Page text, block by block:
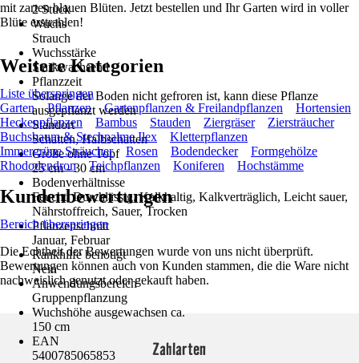
2 Stück
Wuchs
Strauch
Wuchsstärke
Starkwachsend
Pflanzzeit
Solange der Boden nicht gefroren ist, kann diese Pflanze
ausgepflanzt werden
Standort
Schatten, Halbschatten
Größe ohne Topf
25 cm - 30 cm
Bodenverhältnisse
Feucht, Durchlässig, Kalkhaltig, Kalkverträglich, Leicht sauer,
Nährstoffreich, Sauer, Trocken
Pflanzenschnitt
Januar, Februar
Rankhilfe benötigt
Nein
Anwendungsbereich
Gruppenpflanzung
Wuchshöhe ausgewachsen ca.
150 cm
EAN
5400785065853
mit zarten blauen Blüten. Jetzt bestellen und Ihr Garten wird in voller
Blüte erstrahlen!
Weitere Kategorien
Liste überspringen
Garten
Pflanzen Gartenpflanzen & Freilandpflanzen
Hortensien
Heckenpflanzen
Bambus Stauden Ziergräser
Ziersträucher
Buchsbaum & Stechpalme Ilex
Kletterpflanzen
Immergrüne Sträucher
Rosen Bodendecker
Formgehölze
Rhododendron
Teichpflanzen Koniferen Hochstämme
Kundenbewertungen
Bereich überspringen
Die Echtheit der Bewertungen wurde von uns nicht überprüft.
Bewertungen können auch von Kunden stammen, die die Ware nicht
nachweislich genutzt oder gekauft haben.
Zahlarten